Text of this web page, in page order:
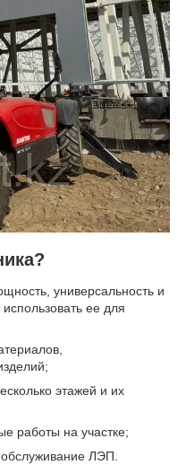
универсальность и
ее для
этажей и их
работы на участке;
ЛЭП.